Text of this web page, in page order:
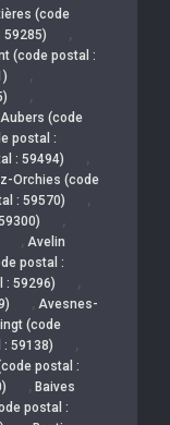
(code
59285) ,
(code postal :
,
,
Aubers (code
postal :
: 59494) ,
Orchies (code
: 59570) ,
,
, Avelin
postal :
: 59296) ,
, Avesnes-
(code
59138) ,
postal :
, Baives
postal :